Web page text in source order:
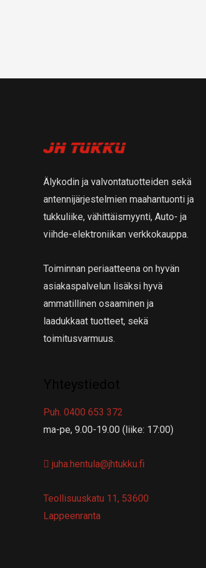
Älykodin ja valvontatuotteiden sekä
antennijärjestelmien maahantuonti ja
tukkuliike, vähittäismyynti, Auto- ja
viihde-elektroniikan verkkokauppa.
Toiminnan periaatteena on hyvän
asiakaspalvelun lisäksi hyvä
ammatillinen osaaminen ja
laadukkaat tuotteet, sekä
toimitusvarmuus.
Puh. 0400 653 372
ma-pe, 9.00-19.00 (liike: 17:00)
juha.hentula@jhtukku.fi
Teollisuuskatu 11, 53600
Lappeenranta